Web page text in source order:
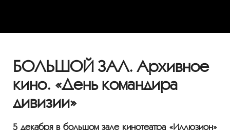
БОЛЬШОЙ ЗАЛ. Архивное
кино. «День командира
дивизии»
5 декабря в большом зале кинотеатра «Иллюзион»